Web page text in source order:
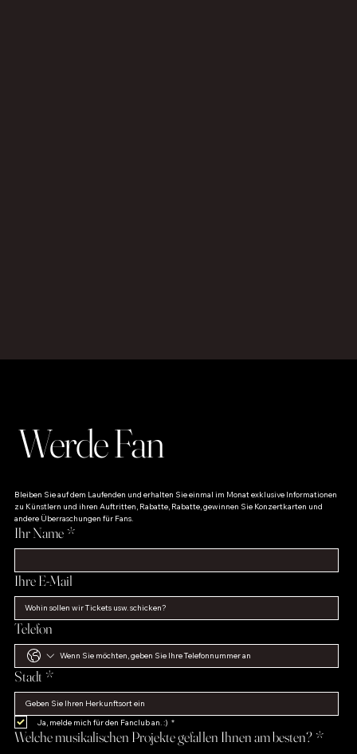
Werde Fan
Bleiben Sie auf dem Laufenden und erhalten Sie einmal im Monat exklusive Informationen
zu Künstlern und ihren Auftritten, Rabatte, Rabatte, gewinnen Sie Konzertkarten und
andere Überraschungen für Fans.
Ihr Name *
Ihre E-Mail
Telefon
Stadt *
Ja, melde mich für den Fanclub an. :) *
Welche musikalischen Projekte gefallen Ihnen am besten? *